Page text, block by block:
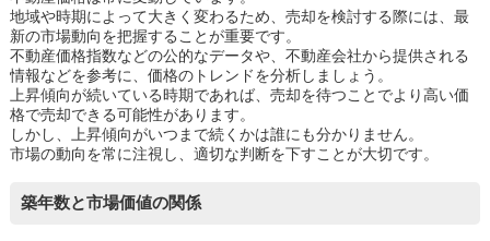
地域や時期によって大きく変わるため、売却を検討する際には、最
新の市場動向を把握することが重要です。
不動産価格指数などの公的なデータや、不動産会社から提供される
情報などを参考に、価格のトレンドを分析しましょう。
上昇傾向が続いている時期であれば、売却を待つことでより高い価
格で売却できる可能性があります。
しかし、上昇傾向がいつまで続くかは誰にも分かりません。
市場の動向を常に注視し、適切な判断を下すことが大切です。
築年数と市場価値の関係